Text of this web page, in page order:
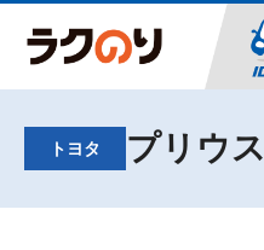
トヨタ プリウス